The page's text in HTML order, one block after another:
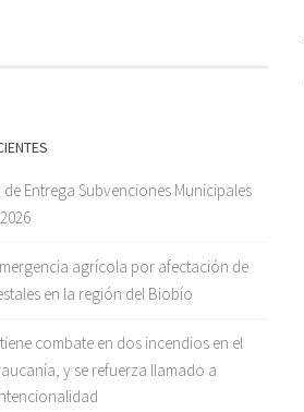
Entrega Subvenciones Municipales
agrícola por afectación de
en la región del Biobío
combate en dos incendios en el
y se refuerza llamado a